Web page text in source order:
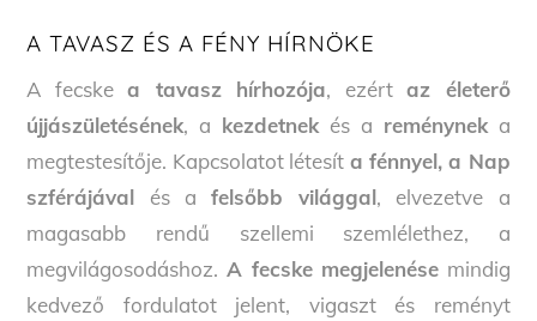
A TAVASZ ÉS A FÉNY HÍRNÖKE
A fecskea tavasz hírhozója, ezértaz életerő
újjászületésének, a kezdetnek és a reményneka
megtestesítője. Kapcsolatot létesít a fénnyel, a Nap
szférájával és a felsőbb világgal, elvezetve a
magasabb rendű szellemi szemlélethez, a
megvilágosodáshoz. A fecske megjelenése mindig
kedvező fordulatot jelent, vigaszt és reményt